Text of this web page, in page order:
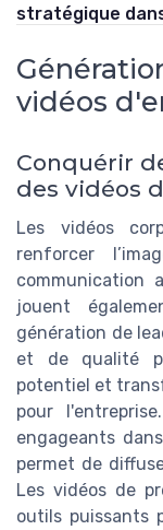
stratégique
vidéos
Conquérir
des vidéos
Les vidéos
renforcer
communication
jouent
génération de
et de qualité
potentiel et
pour
engageants
permet de
Les vidéos de
outils puissants